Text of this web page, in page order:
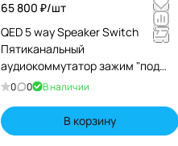
65 800 ₽/шт
QED 5 way Speaker Switch
Пятиканальный
аудиокоммутатор зажим "под
банан (A-SS50)
0 0 В наличии
В корзину